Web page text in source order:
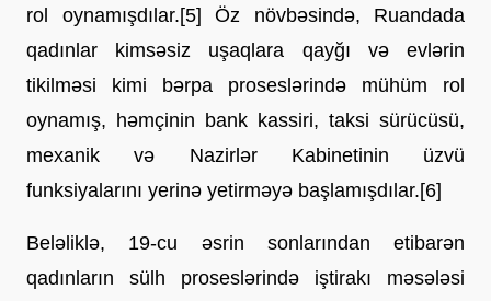
rol oynamışdılar.[5] Öz növbəsində, Ruandada
qadınlar kimsəsiz uşaqlara qayğı və evlərin
tikilməsi kimi bərpa proseslərində mühüm rol
oynamış, həmçinin bank kassiri, taksi sürücüsü,
mexanik və Nazirlər Kabinetinin üzvü
funksiyalarını yerinə yetirməyə başlamışdılar.[6]
Beləliklə, 19-cu əsrin sonlarından etibarən
qadınların sülh proseslərində iştirakı məsələsi